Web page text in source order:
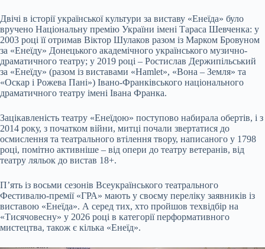
Двічі в історії української культури за виставу «Енеїда» було
вручено Національну премію України імені Тараса Шевченка: у
2003 році її отримав Віктор Шулаков разом із Марком Бровуном
за «Енеїду» Донецького академічного українського музично-
драматичного театру; у 2019 році – Ростислав Держипільський
за «Енеїду» (разом із виставами «Hamlet», «Вона – Земля» та
«Оскар і Рожева Пані») Івано-Франківського національного
драматичного театру імені Івана Франка.
Зацікавленість театру «Енеїдою» поступово набирала обертів, і з
2014 року, з початком війни, митці почали звертатися до
осмислення та театрального втілення твору, написаного у 1798
році, помітно активніше – від опери до театру ветеранів, від
театру ляльок до вистав 18+.
П’ять із восьми сезонів Всеукраїнського театрального
Фестивалю-премії «ГРА» мають у своєму переліку заявників із
виставою «Енеїда». А серед тих, хто пройшов техвідбір на
«Тисячовесну» у 2026 році в категорії перформативного
мистецтва, також є кілька «Енеїд».